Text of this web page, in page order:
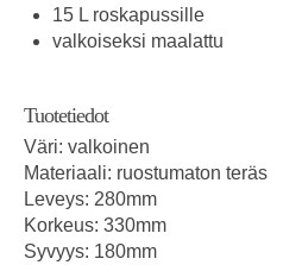
15 L roskapussille
valkoiseksi maalattu
Tuotetiedot
Väri: valkoinen
Materiaali: ruostumaton teräs
Leveys: 280mm
Korkeus: 330mm
Syvyys: 180mm